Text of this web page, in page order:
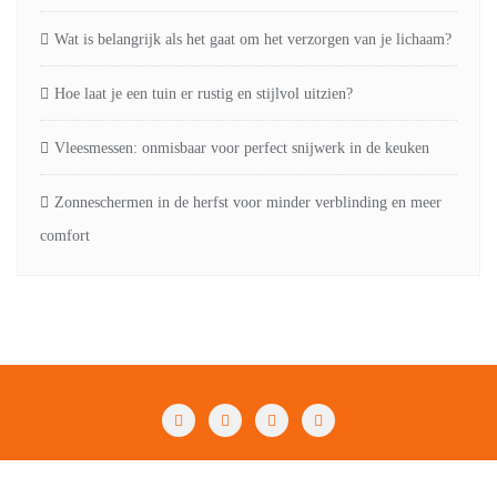
Wat is belangrijk als het gaat om het verzorgen van je lichaam?
Hoe laat je een tuin er rustig en stijlvol uitzien?
Vleesmessen: onmisbaar voor perfect snijwerk in de keuken
Zonneschermen in de herfst voor minder verblinding en meer
comfort